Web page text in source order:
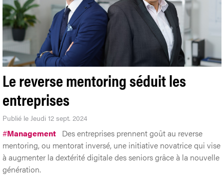
Le reverse mentoring séduit les
entreprises
Publié le Jeudi 12 sept. 2024
#Management Des entreprises prennent goût au reverse
mentoring, ou mentorat inversé, une initiative novatrice qui vise
à augmenter la dextérité digitale des seniors grâce à la nouvelle
génération.